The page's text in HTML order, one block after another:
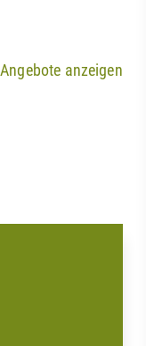
anzeigen